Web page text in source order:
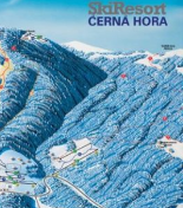
Ski
areál
Svoboda
nad
Úpou